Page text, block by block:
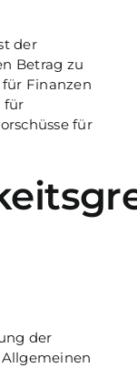
der
Betrag zu
Finanzen
für
für
der